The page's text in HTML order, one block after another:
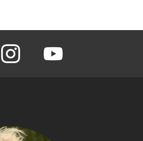
instagram